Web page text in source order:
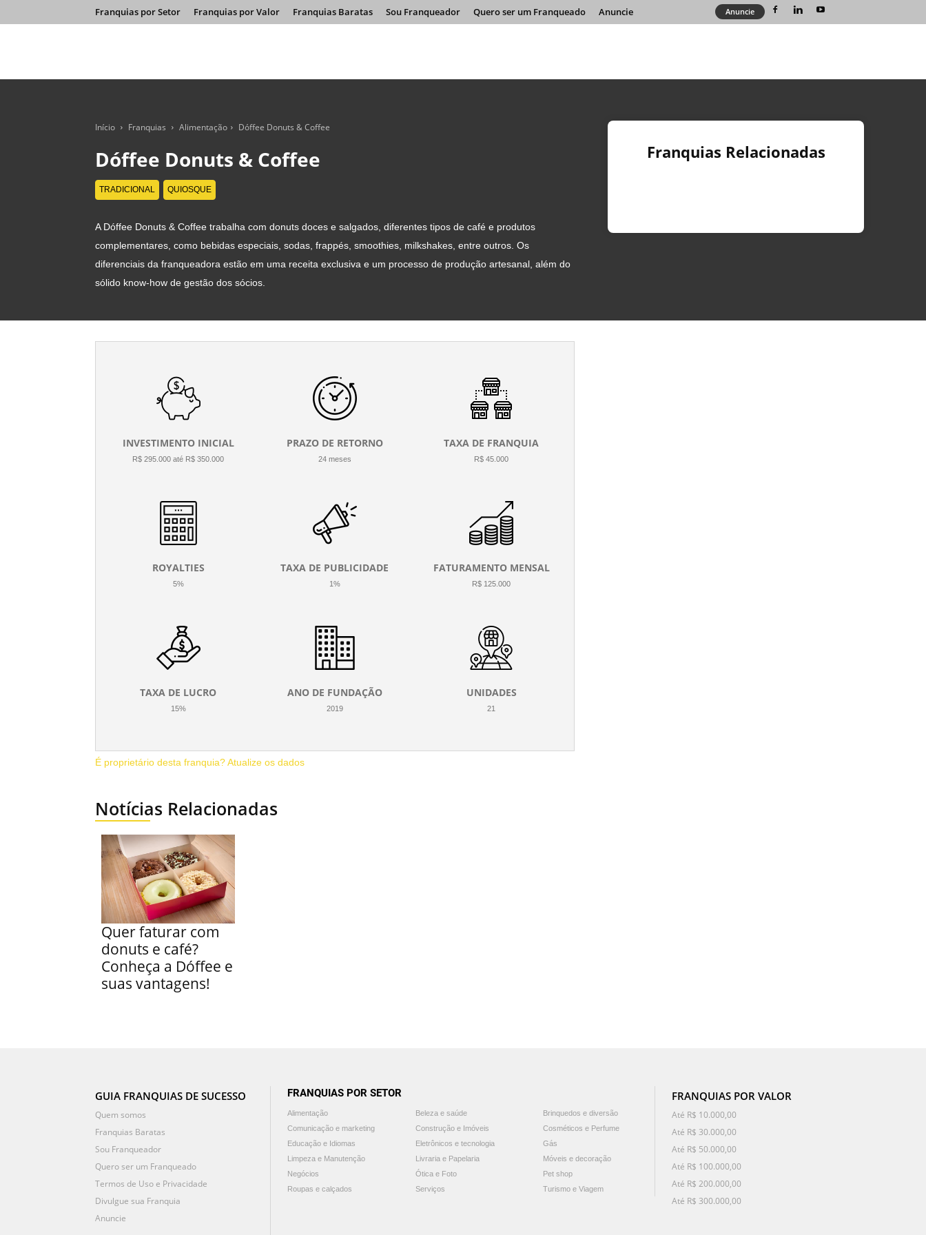
Franquias por Setor Franquias por Valor Franquias Baratas Sou Franqueador Quero ser um Franqueado Anuncie Anuncie
Início Franquias Alimentação Dóffee Donuts & Coffee
Dóffee Donuts & Coffee
TRADICIONAL QUIOSQUE
A Dóffee Donuts & Coffee trabalha com donuts doces e salgados, diferentes tipos de café e produtos
complementares, como bebidas especiais, sodas, frappés, smoothies, milkshakes, entre outros. Os
diferenciais da franqueadora estão em uma receita exclusiva e um processo de produção artesanal, além do
sólido know-how de gestão dos sócios.
Franquias Relacionadas
INVESTIMENTO INICIAL
R$ 295.000 até R$ 350.000
PRAZO DE RETORNO
24 meses
TAXA DE FRANQUIA
R$ 45.000
ROYALTIES
5%
TAXA DE PUBLICIDADE
1%
FATURAMENTO MENSAL
R$ 125.000
TAXA DE LUCRO
15%
ANO DE FUNDAÇÃO
2019
UNIDADES
21
É proprietário desta franquia? Atualize os dados
Notícias Relacionadas
Quer faturar com
donuts e café?
Conheça a Dóffee e
suas vantagens!
GUIA FRANQUIAS DE SUCESSO
Quem somos
Franquias Baratas
Sou Franqueador
Quero ser um Franqueado
Termos de Uso e Privacidade
Divulgue sua Franquia
Anuncie
FRANQUIAS POR SETOR
Alimentação Beleza e saúde
Brinquedos e diversão
Comunicação e marketing
Construção e Imóveis
Cosméticos e Perfume
Educação e Idiomas
Eletrônicos e tecnologia
Gás
Limpeza e Manutenção
Livraria e Papelaria
Móveis e decoração
Negócios
Ótica e Foto
Pet shop
Roupas e calçados
Serviços Turismo e Viagem
FRANQUIAS POR VALOR
Até R$ 10.000,00
Até R$ 30.000,00
Até R$ 50.000,00
Até R$ 100.000,00
Até R$ 200.000,00
Até R$ 300.000,00